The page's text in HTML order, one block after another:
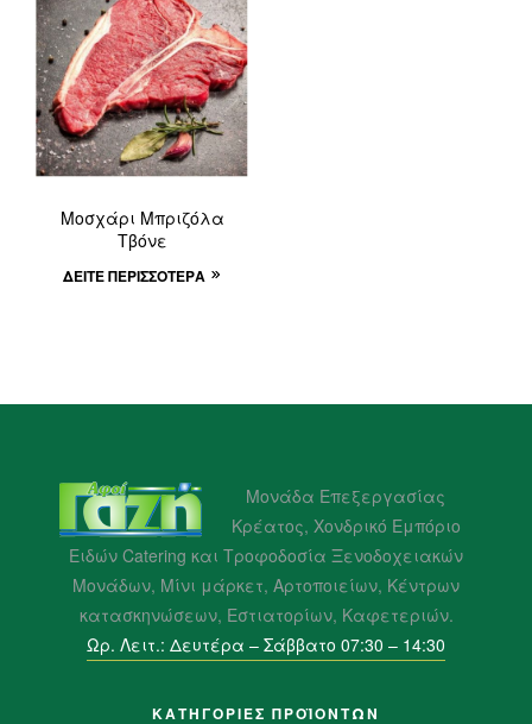
Μοσχάρι Μπριζόλα
Τβόνε
ΔΕΊΤΕ ΠΕΡΙΣΣΌΤΕΡΑ
Μονάδα Επεξεργασίας
Κρέατος, Χονδρικό Εμπόριο
Ειδών Catering και Τροφοδοσία Ξενοδοχειακών
Μονάδων, Μίνι μάρκετ, Αρτοποιείων, Κέντρων
κατασκηνώσεων, Εστιατορίων, Καφετεριών.
Ωρ. Λειτ.: Δευτέρα – Σάββατο 07:30 – 14:30
ΚΑΤΗΓΟΡΙΕΣ ΠΡΟΪΌΝΤΩΝ